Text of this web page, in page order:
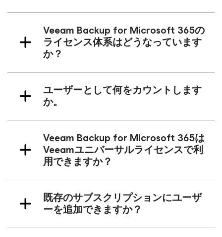
Veeam Backup for Microsoft 365の
ライセンス体系はどうなっています
か？
ユーザーとして何をカウントします
か。
Veeam Backup for Microsoft 365は
Veeamユニバーサルライセンスで利
用できますか？
既存のサブスクリプションにユーザ
ーを追加できますか？